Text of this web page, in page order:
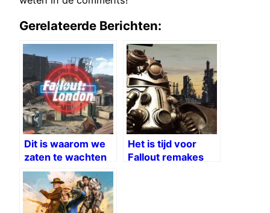
Gerelateerde Berichten:
Dit is waarom we
zaten te wachten
op Fallout London
Het is tijd voor
Fallout remakes